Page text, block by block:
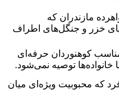
مازندران که
خزر و جنگل‌های اطراف
کوهنوردان حرفه‌ای
خانواده‌ها توصیه نمی‌شود.
که محبوبیت ویژه‌ای میان